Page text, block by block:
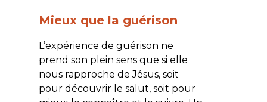
Mieux que la guérison
L’expérience de guérison ne
prend son plein sens que si elle
nous rapproche de Jésus, soit
pour découvrir le salut, soit pour